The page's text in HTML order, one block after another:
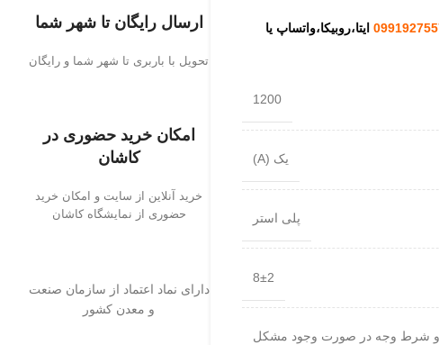
ایتا،روبیکا،واتساپ یا
1200
یک (A)
پلی استر
8±2
و شرط وجه در صورت وجود مشکل
ارسال رایگان تا شهر شما
تحویل با باربری تا شهر شما و رایگان
امکان خرید حضوری در
کاشان
خرید آنلاین از سایت و امکان خرید
حضوری از نمایشگاه کاشان
دارای نماد اعتماد از سازمان صنعت
و معدن کشور